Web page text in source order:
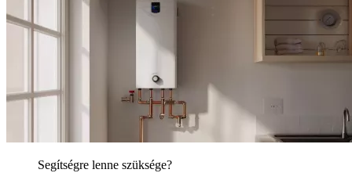
Segítségre lenne szüksége?